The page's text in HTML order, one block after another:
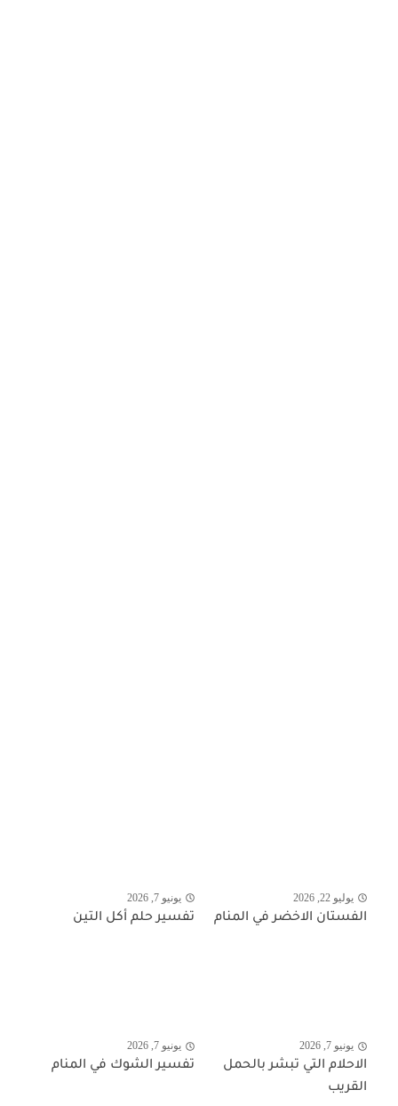
يوليو 22, 2026
الفستان الاخضر في المنام
يونيو 7, 2026
تفسير حلم أكل التين
يونيو 7, 2026
الاحلام التي تبشر بالحمل
القريب
يونيو 7, 2026
تفسير الشوك في المنام